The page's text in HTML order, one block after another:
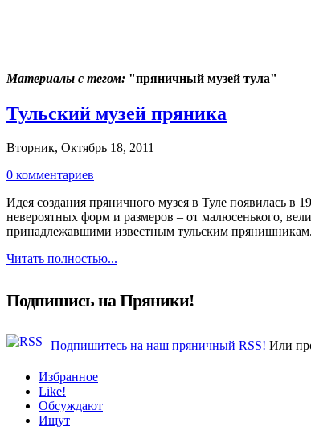
Материалы с тегом: "пряничный музей тула"
Тульский музей пряника
Вторник, Октябрь 18, 2011
0 комментариев
Идея создания пряничного музея в Туле появилась в
невероятных форм и размеров – от малюсенького,
принадлежавшими известным тульским прянишникам.
Читать полностью...
Подпишись на Пряники!
Подпишитесь на наш пряничный RSS! Или
Избранное
Like!
Обсуждают
Ищут